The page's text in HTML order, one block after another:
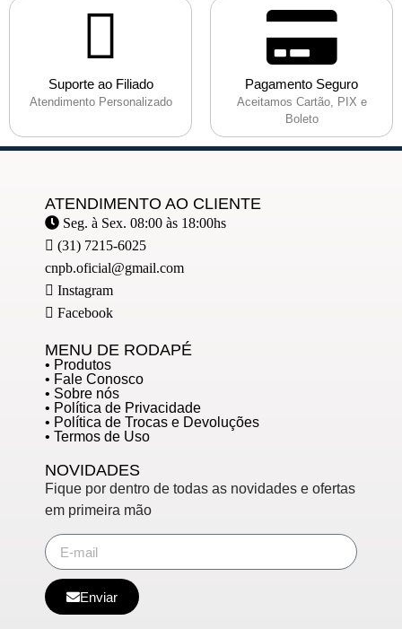
Suporte ao Filiado
Atendimento Personalizado
Pagamento Seguro
Aceitamos Cartão, PIX e
Boleto
ATENDIMENTO AO CLIENTE
Seg. à Sex. 08:00 às 18:00hs
(31) 7215-6025
cnpb.oficial@gmail.com
Instagram
Facebook
MENU DE RODAPÉ
• Produtos
• Fale Conosco
• Sobre nós
• Política de Privacidade
• Política de Trocas e Devoluções
• Termos de Uso
NOVIDADES
Fique por dentro de todas as novidades e ofertas
em primeira mão
Enviar